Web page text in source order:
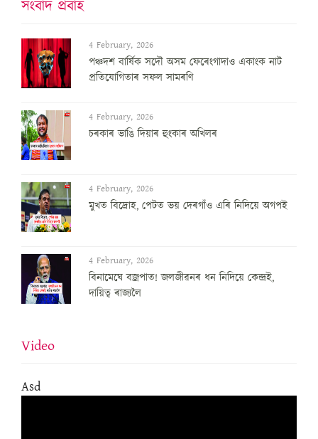
সংবাদ প্ৰবাহ
4 February, 2026
পঞ্চদশ বার্ষিক সদৌ অসম ফেৰেংগাদাও একাংক নাট
প্রতিযোগিতাৰ সফল সামৰণি
4 February, 2026
চৰকাৰ ভাঙি দিয়াৰ হুংকাৰ অখিলৰ
4 February, 2026
মুখত বিদ্ৰোহ, পেটত ভয় দেৰগাঁও এৰি নিদিয়ে অগপই
4 February, 2026
বিনামেঘে বজ্ৰপাত! জলজীৱনৰ ধন নিদিয়ে কেন্দ্ৰই,
দায়িত্ব ৰাজ্যলৈ
Video
Asd